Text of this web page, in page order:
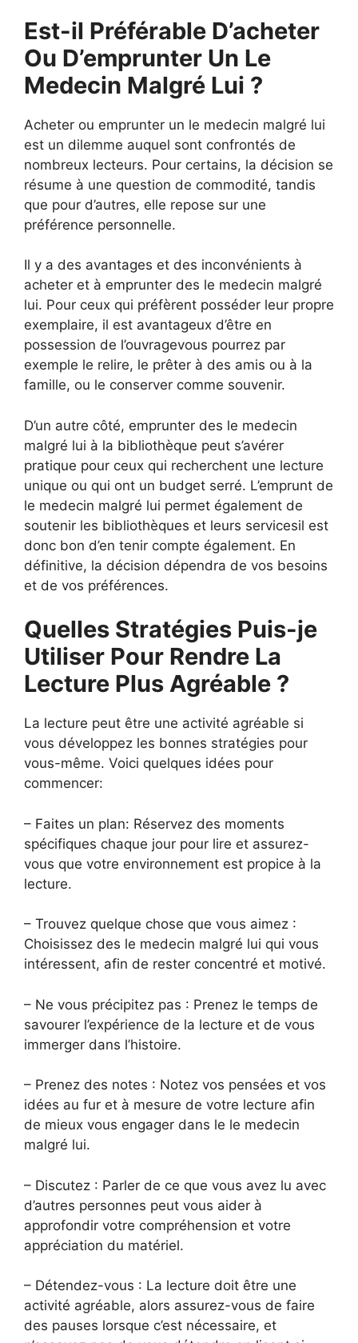
Est-il Préférable D’acheter
Ou D’emprunter Un Le
Medecin Malgré Lui ?
Acheter ou emprunter un le medecin malgré lui
est un dilemme auquel sont confrontés de
nombreux lecteurs. Pour certains, la décision se
résume à une question de commodité, tandis
que pour d’autres, elle repose sur une
préférence personnelle.
Il y a des avantages et des inconvénients à
acheter et à emprunter des le medecin malgré
lui. Pour ceux qui préfèrent posséder leur propre
exemplaire, il est avantageux d’être en
possession de l’ouvragevous pourrez par
exemple le relire, le prêter à des amis ou à la
famille, ou le conserver comme souvenir.
D’un autre côté, emprunter des le medecin
malgré lui à la bibliothèque peut s’avérer
pratique pour ceux qui recherchent une lecture
unique ou qui ont un budget serré. L’emprunt de
le medecin malgré lui permet également de
soutenir les bibliothèques et leurs servicesil est
donc bon d’en tenir compte également. En
définitive, la décision dépendra de vos besoins
et de vos préférences.
Quelles Stratégies Puis-je
Utiliser Pour Rendre La
Lecture Plus Agréable ?
La lecture peut être une activité agréable si
vous développez les bonnes stratégies pour
vous-même. Voici quelques idées pour
commencer:
– Faites un plan: Réservez des moments
spécifiques chaque jour pour lire et assurez-
vous que votre environnement est propice à la
lecture.
– Trouvez quelque chose que vous aimez :
Choisissez des le medecin malgré lui qui vous
intéressent, afin de rester concentré et motivé.
– Ne vous précipitez pas : Prenez le temps de
savourer l’expérience de la lecture et de vous
immerger dans l’histoire.
– Prenez des notes : Notez vos pensées et vos
idées au fur et à mesure de votre lecture afin
de mieux vous engager dans le le medecin
malgré lui.
– Discutez : Parler de ce que vous avez lu avec
d’autres personnes peut vous aider à
approfondir votre compréhension et votre
appréciation du matériel.
– Détendez-vous : La lecture doit être une
activité agréable, alors assurez-vous de faire
des pauses lorsque c’est nécessaire, et